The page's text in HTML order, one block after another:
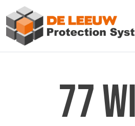
77